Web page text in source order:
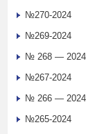
№270-2024
№269-2024
№ 268 — 2024
№267-2024
№ 266 — 2024
№265-2024